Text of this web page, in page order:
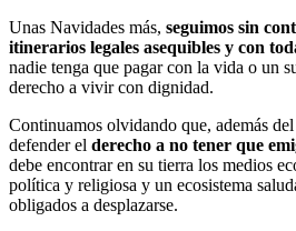
Unas Navidades más, seguimos sin
itinerarios legales asequibles y con
nadie tenga que pagar con la vida o un
derecho a vivir con dignidad.
Continuamos olvidando que, además
defender el derecho a no tener que
debe encontrar en su tierra los medios
política y religiosa y un ecosistema
obligados a desplazarse.